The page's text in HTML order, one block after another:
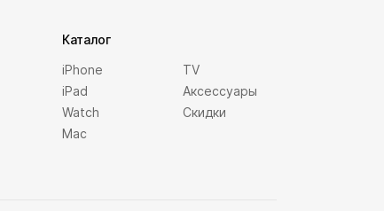
Каталог
iPhone
iPad
Watch
Mac
TV
Аксессуары
Скидки